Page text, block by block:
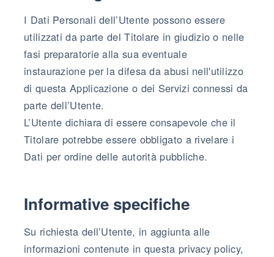
I Dati Personali dell’Utente possono essere
utilizzati da parte del Titolare in giudizio o nelle
fasi preparatorie alla sua eventuale
instaurazione per la difesa da abusi nell'utilizzo
di questa Applicazione o dei Servizi connessi da
parte dell’Utente.
L’Utente dichiara di essere consapevole che il
Titolare potrebbe essere obbligato a rivelare i
Dati per ordine delle autorità pubbliche.
Informative specifiche
Su richiesta dell’Utente, in aggiunta alle
informazioni contenute in questa privacy policy,